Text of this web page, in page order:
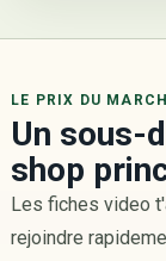
LE PRIX DU
Un sous-
shop
Les fiches video
rejoindre